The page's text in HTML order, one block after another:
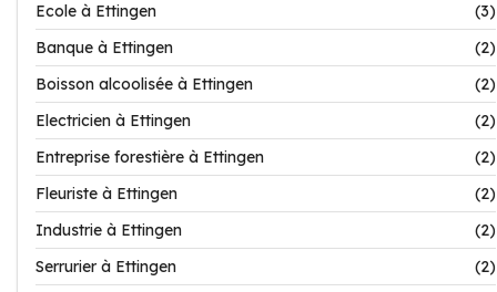
Ecole à Ettingen
(3)
Banque à Ettingen
(2)
Boisson alcoolisée à Ettingen
(2)
Electricien à Ettingen
(2)
Entreprise forestière à Ettingen
(2)
Fleuriste à Ettingen
(2)
Industrie à Ettingen
(2)
Serrurier à Ettingen
(2)